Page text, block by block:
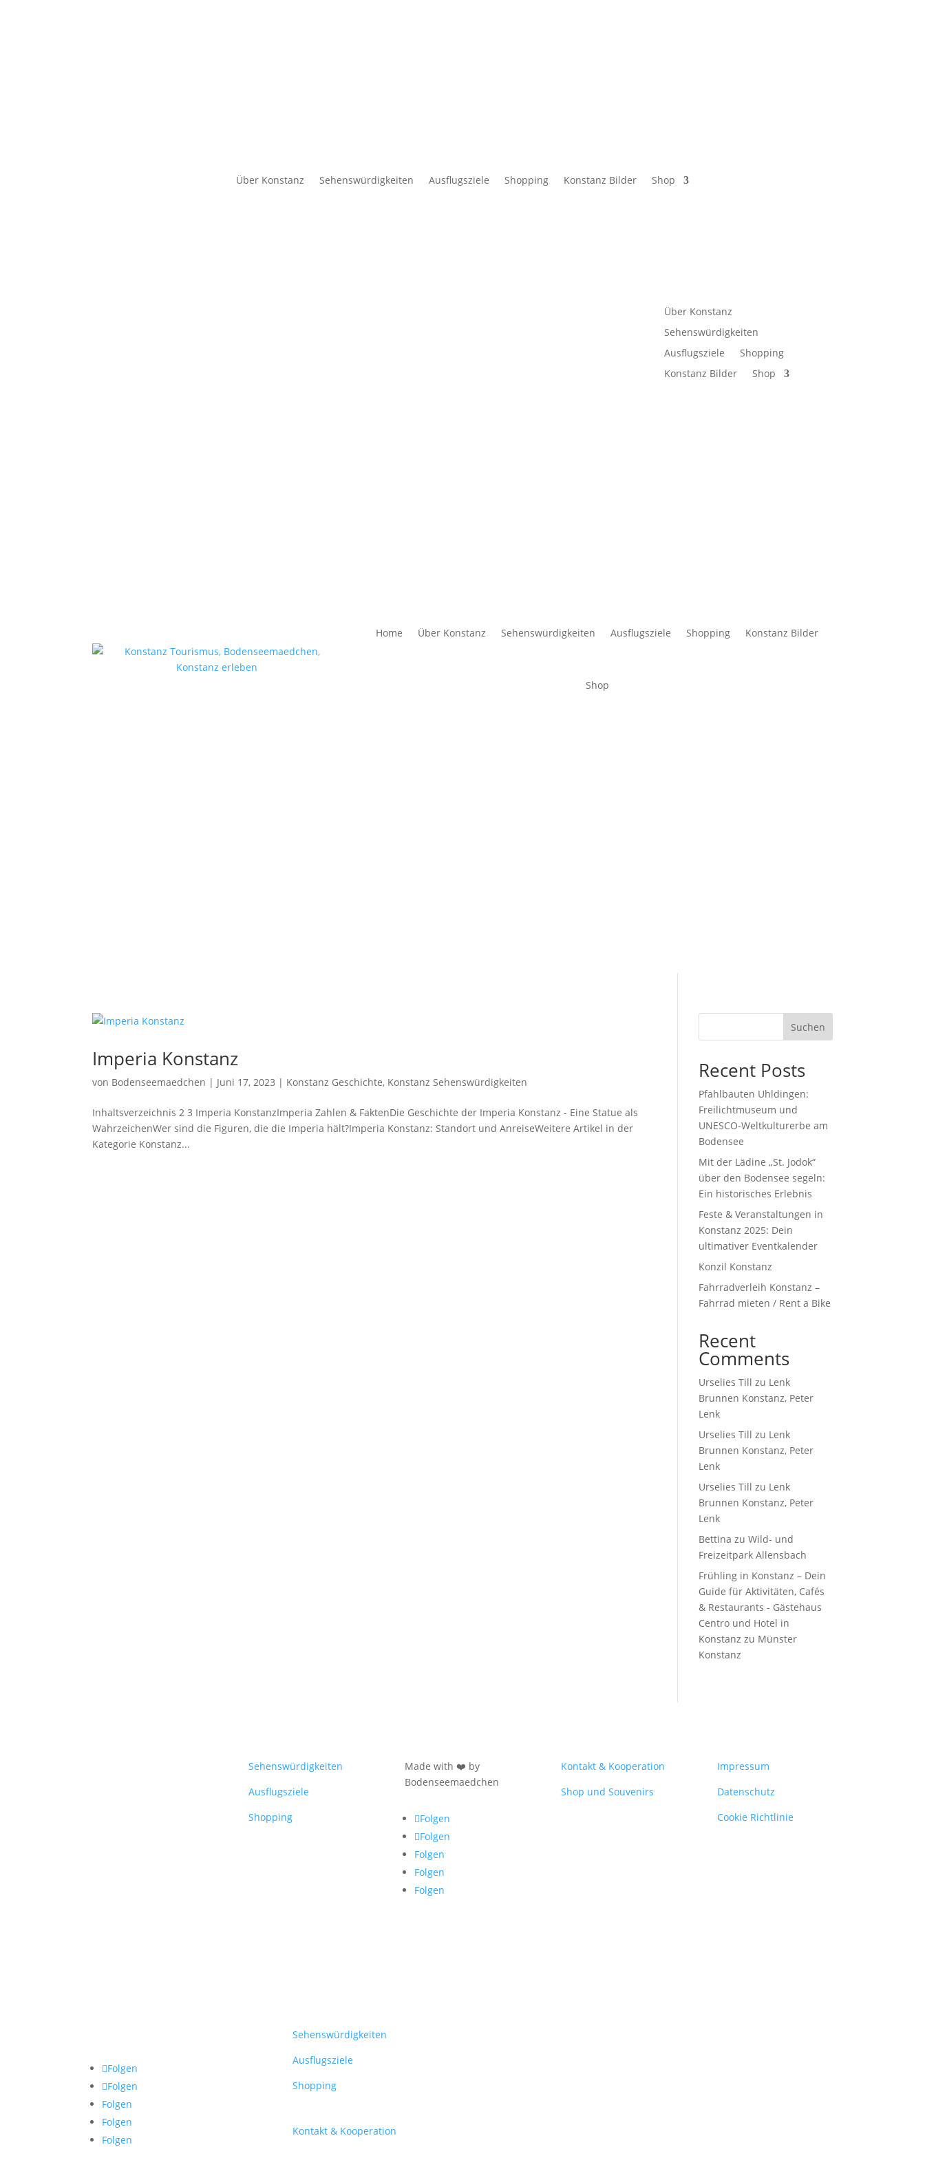
Über Konstanz Sehenswürdigkeiten Ausflugsziele Shopping Konstanz Bilder Shop
Über Konstanz
Sehenswürdigkeiten
Ausflugsziele
Shopping
Konstanz Bilder
Shop
Home Über Konstanz Sehenswürdigkeiten Ausflugsziele Shopping Konstanz Bilder
Shop
Imperia Konstanz
von Bodenseemaedchen | Juni 17, 2023 | Konstanz Geschichte, Konstanz Sehenswürdigkeiten
Inhaltsverzeichnis 2 3 Imperia KonstanzImperia Zahlen & FaktenDie Geschichte der Imperia Konstanz - Eine Statue als
WahrzeichenWer sind die Figuren, die die Imperia hält?Imperia Konstanz: Standort und AnreiseWeitere Artikel in der
Kategorie Konstanz...
Suchen
Recent Posts
Pfahlbauten Uhldingen:
Freilichtmuseum und
UNESCO-Weltkulturerbe am
Bodensee
Mit der Lädine „St. Jodok“
über den Bodensee segeln:
Ein historisches Erlebnis
Feste & Veranstaltungen in
Konstanz 2025: Dein
ultimativer Eventkalender
Konzil Konstanz
Fahrradverleih Konstanz –
Fahrrad mieten / Rent a Bike
Recent
Comments
Urselies Till zu Lenk
Brunnen Konstanz, Peter
Lenk
Urselies Till zu Lenk
Brunnen Konstanz, Peter
Lenk
Urselies Till zu Lenk
Brunnen Konstanz, Peter
Lenk
Bettina zuWild- und
Freizeitpark Allensbach
Frühling in Konstanz – Dein
Guide für Aktivitäten, Cafés
& Restaurants - Gästehaus
Centro und Hotel in
Konstanz zu Münster
Konstanz
Sehenswürdigkeiten
Ausflugsziele
Shopping
Made with ❤️ by
Bodenseemaedchen
Folgen
Folgen
Folgen
Folgen
Folgen
Kontakt & Kooperation
Shop und Souvenirs
Impressum
Datenschutz
Cookie Richtlinie
Folgen
Folgen
Folgen
Folgen
Folgen
Sehenswürdigkeiten
Ausflugsziele
Shopping
Kontakt & Kooperation